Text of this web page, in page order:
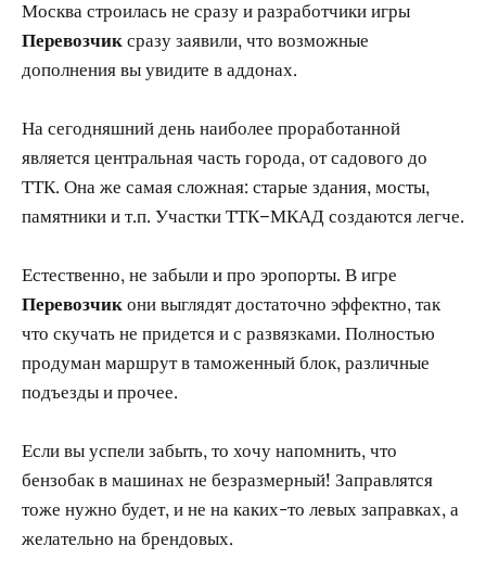
Москва строилась не сразу и разработчики игры
Перевозчиксразу заявили, что возможные
дополнения вы увидите в аддонах.
На сегодняшний день наиболее проработанной
является центральная часть города, от садового до
ТТК. Она же самая сложная: старые здания, мосты,
памятники и т.п. Участки ТТК–МКАД создаются легче.
Естественно, не забыли и про эропорты. В игре
Перевозчикони выглядят достаточно эффектно, так
что скучать не придется и с развязками. Полностью
продуман маршрут в таможенный блок, различные
подъезды и прочее.
Если вы успели забыть, то хочу напомнить, что
бензобак в машинах не безразмерный! Заправлятся
тоже нужно будет, и не на каких-то левых заправках, а
желательно на брендовых.